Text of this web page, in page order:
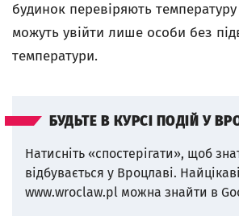
будинок перевіряють
можуть увійти лише особи без
температури.
БУДЬТЕ В КУРСІ ПОДІЙ У
Натисніть «спостерігати», щоб
відбувається у Вроцлаві.
www.wroclaw.pl можна знайти в